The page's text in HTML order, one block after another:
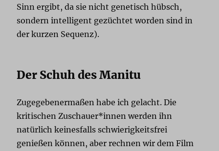
Sinn ergibt, da sie nicht genetisch hübsch,
sondern intelligent gezüchtet worden sind in
der kurzen Sequenz).
Der Schuh des Manitu
Zugegebenermaßen habe ich gelacht. Die
kritischen Zuschauer*innen werden ihn
natürlich keinesfalls schwierigkeitsfrei
genießen können, aber rechnen wir dem Film